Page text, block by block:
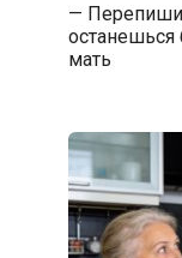
— Перепиши
останешься
мать